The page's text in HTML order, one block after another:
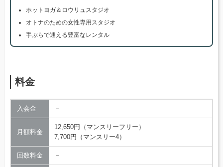
ホットヨガ＆ロウリュスタジオ
オトナのための女性専用スタジオ
手ぶらで通える豊富なレンタル
料金
入会金 －
月額料金
12,650円（マンスリーフリー）
7,700円（マンスリー4）
回数料金 －